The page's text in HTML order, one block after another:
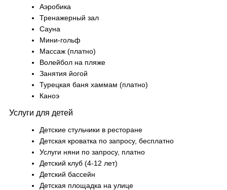
Аэробика
Тренажерный зал
Сауна
Мини-гольф
Массаж (платно)
Волейбол на пляже
Занятия йогой
Турецкая баня хаммам (платно)
Каноэ
Услуги для детей
Детские стульчики в ресторане
Детская кроватка по запросу, бесплатно
Услуги няни по запросу, платно
Детский клуб (4-12 лет)
Детский бассейн
Детская площадка на улице